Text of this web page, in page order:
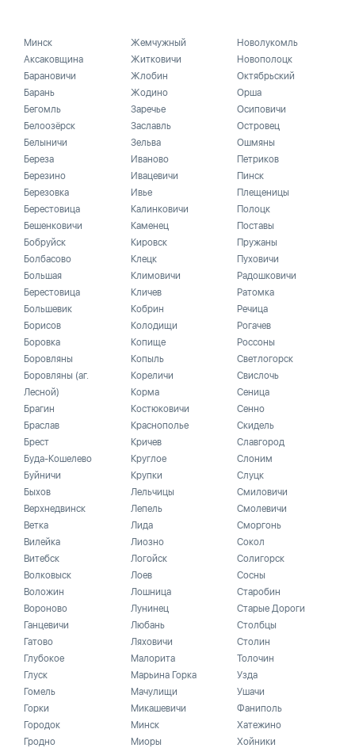
Минск
Аксаковщина
Барановичи
Барань
Бегомль
Белоозёрск
Белыничи
Береза
Березино
Березовка
Берестовица
Бешенковичи
Бобруйск
Болбасово
Большая
Берестовица
Большевик
Борисов
Боровка
Боровляны
Боровляны (аг.
Лесной)
Брагин
Браслав
Брест
Буда-Кошелево
Буйничи
Быхов
Верхнедвинск
Ветка
Вилейка
Витебск
Волковыск
Воложин
Вороново
Ганцевичи
Гатово
Глубокое
Глуск
Гомель
Горки
Городок
Гродно
Жемчужный
Житковичи
Жлобин
Жодино
Заречье
Заславль
Зельва
Иваново
Ивацевичи
Ивье
Калинковичи
Каменец
Кировск
Клецк
Климовичи
Кличев
Кобрин
Колодищи
Копище
Копыль
Кореличи
Корма
Костюковичи
Краснополье
Кричев
Круглое
Крупки
Лельчицы
Лепель
Лида
Лиозно
Логойск
Лоев
Лошница
Лунинец
Любань
Ляховичи
Малорита
Марьина Горка
Мачулищи
Микашевичи
Минск
Миоры
Новолукомль
Новополоцк
Октябрьский
Орша
Осиповичи
Островец
Ошмяны
Петриков
Пинск
Плещеницы
Полоцк
Поставы
Пружаны
Пуховичи
Радошковичи
Ратомка
Речица
Рогачев
Россоны
Светлогорск
Свислочь
Сеница
Сенно
Скидель
Славгород
Слоним
Слуцк
Смиловичи
Смолевичи
Сморгонь
Сокол
Солигорск
Сосны
Старобин
Старые Дороги
Столбцы
Столин
Толочин
Узда
Ушачи
Фаниполь
Хатежино
Хойники